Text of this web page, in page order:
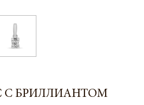
С БРИЛЛИАНТОМ